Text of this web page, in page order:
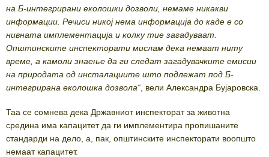
на Б-интегрирани еколошки дозволи, немаме никакви
информации. Речиси никој нема информација до каде е со
нивната имплементација и колку тие загадуваат.
Општинските инспекторати мислам дека немаат ниту
време, а камоли знаење да ги следат загадувачките емисии
на природата од инсталациите што подлежат под Б-
интегрирана еколошка дозвола“ , вели Александра Бујаровска.
Таа се сомнева дека Државниот инспекторат за животна
средина има капацитет да ги имплементира пропишаните
стандарди на дело, а, пак, општинските инспекторати воопшто
немаат капацитет.